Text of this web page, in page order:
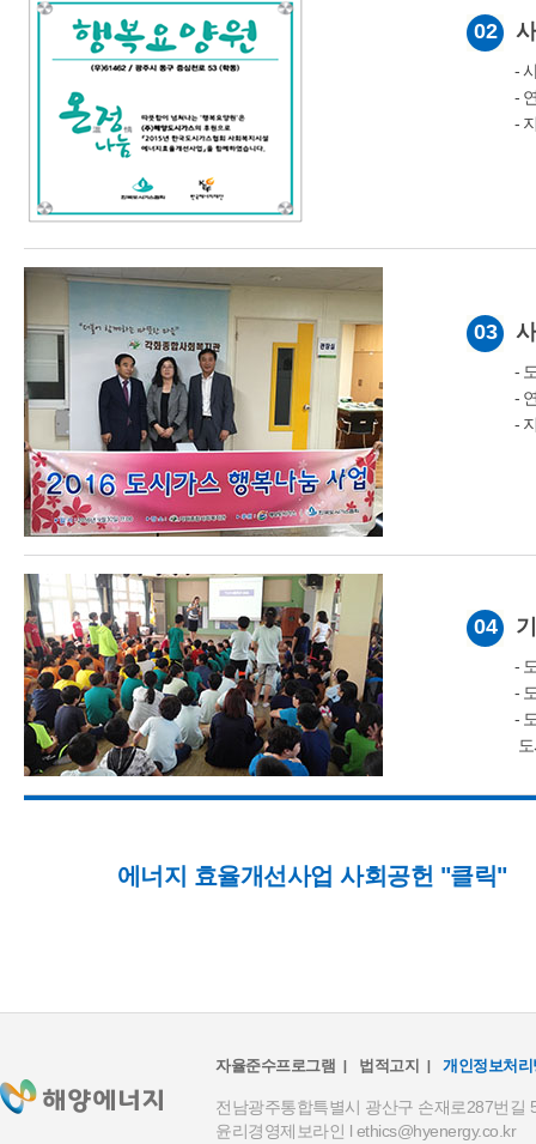
02
-
-
-
03
-
-
-
04
-
-
-
에너지 효율개선사업 사회공헌 "클릭"
자율준수프로그램 법적고지 개인정보처리
전남광주통합특별시 광산구 손재로287번길
윤리경영제보라인 l ethics@hyenergy.co.kr